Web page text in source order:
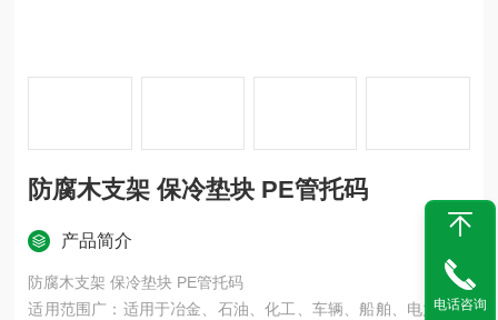
防腐木支架 保冷垫块 PE管托码
产品简介
防腐木支架 保冷垫块 PE管托码
适用范围广：适用于冶金、石油、化工、车辆、船舶、电力等机
电话咨询